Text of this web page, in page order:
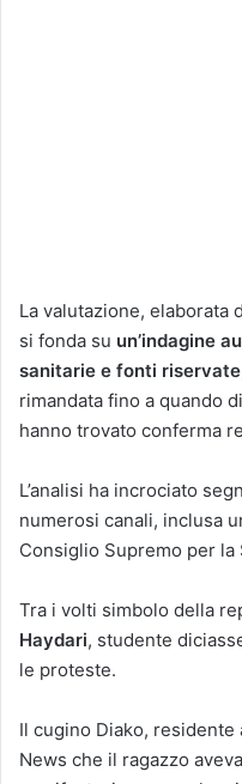
La valutazione, elaborata
si fonda su un’indagine
sanitarie e fonti riservate
rimandata fino a quando
hanno trovato conferma
L’analisi ha incrociato
numerosi canali, inclusa
Consiglio Supremo per la
Tra i volti simbolo della
Haydari, studente
le proteste.
Il cugino Diako, residente
News che il ragazzo